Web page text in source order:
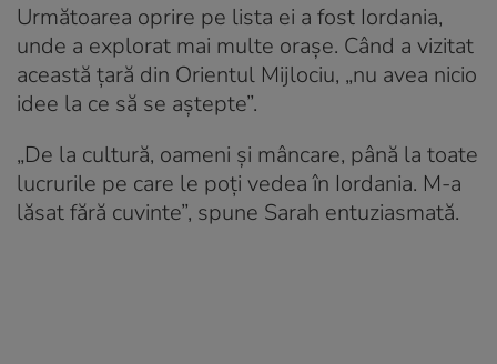
Următoarea oprire pe lista ei a fost Iordania,
unde a explorat mai multe orașe. Când a vizitat
această țară din Orientul Mijlociu, „nu avea nicio
idee la ce să se aștepte”.
„De la cultură, oameni și mâncare, până la toate
lucrurile pe care le poți vedea în Iordania. M-a
lăsat fără cuvinte”, spune Sarah entuziasmată.